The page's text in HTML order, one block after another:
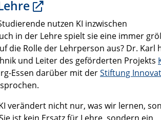
nutzen KI inzwischen
in der Lehre spielt sie eine immer
die Rolle der Lehrperson aus? Dr. Karl
und Leiter des geförderten Projekts
Essen darüber mit derStiftung
verändert nicht nur, was wir lernen,